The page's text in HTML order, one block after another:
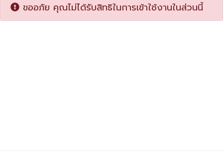
ขออภัย คุณไม่ได้รับสิทธิในการเข้าใช้งานในส่วนนี้